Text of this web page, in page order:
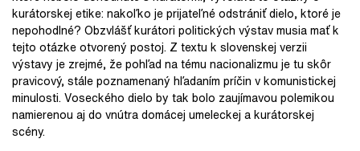
kurátorskej etike: nakoľko je prijateľné odstrániť dielo, ktoré je
nepohodlné? Obzvlášť kurátori politických výstav musia mať k
tejto otázke otvorený postoj. Z textu k slovenskej verzii
výstavy je zrejmé, že pohľad na tému nacionalizmu je tu skôr
pravicový, stále poznamenaný hľadaním príčin v komunistickej
minulosti. Voseckého dielo by tak bolo zaujímavou polemikou
namierenou aj do vnútra domácej umeleckej a kurátorskej
scény.